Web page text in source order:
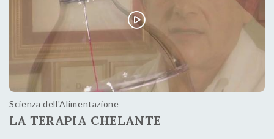
Scienza dell'Alimentazione
LA TERAPIA CHELANTE